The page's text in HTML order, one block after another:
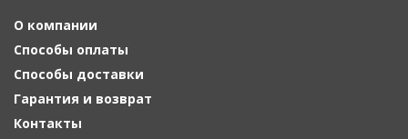
О компании
Способы оплаты
Способы доставки
Гарантия и возврат
Контакты